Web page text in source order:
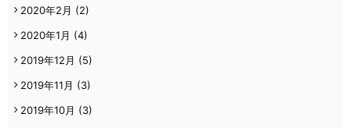
2020年2月 (2)
2020年1月 (4)
2019年12月 (5)
2019年11月 (3)
2019年10月 (3)